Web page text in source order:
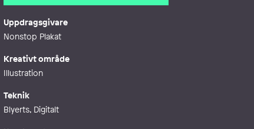
Telefon
Webb
https://linktr.ee/kolbkarlsson
Uppdragsgivare
Nonstop Plakat
Kreativt område
Illustration
Teknik
Blyerts, Digitalt